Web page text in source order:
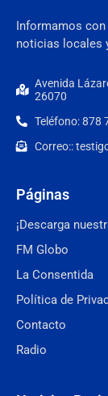
Informamos
noticias locales
Avenida
26070
Teléfono: 878
Correo::
Páginas
¡Descarga
FM Globo
La Consentida
Política de
Contacto
Radio